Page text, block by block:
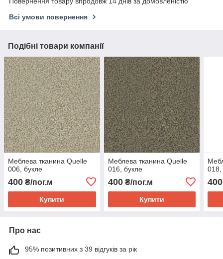
Всі умови повернення
Подібні товари компанії
Меблева тканина Quelle
006, букле
400 ₴/пог.м
Купити
Меблева тканина Quelle
016, букле
400₴/пог.м
Купити
018,
400
Про нас
95% позитивних з 39 відгуків за рік